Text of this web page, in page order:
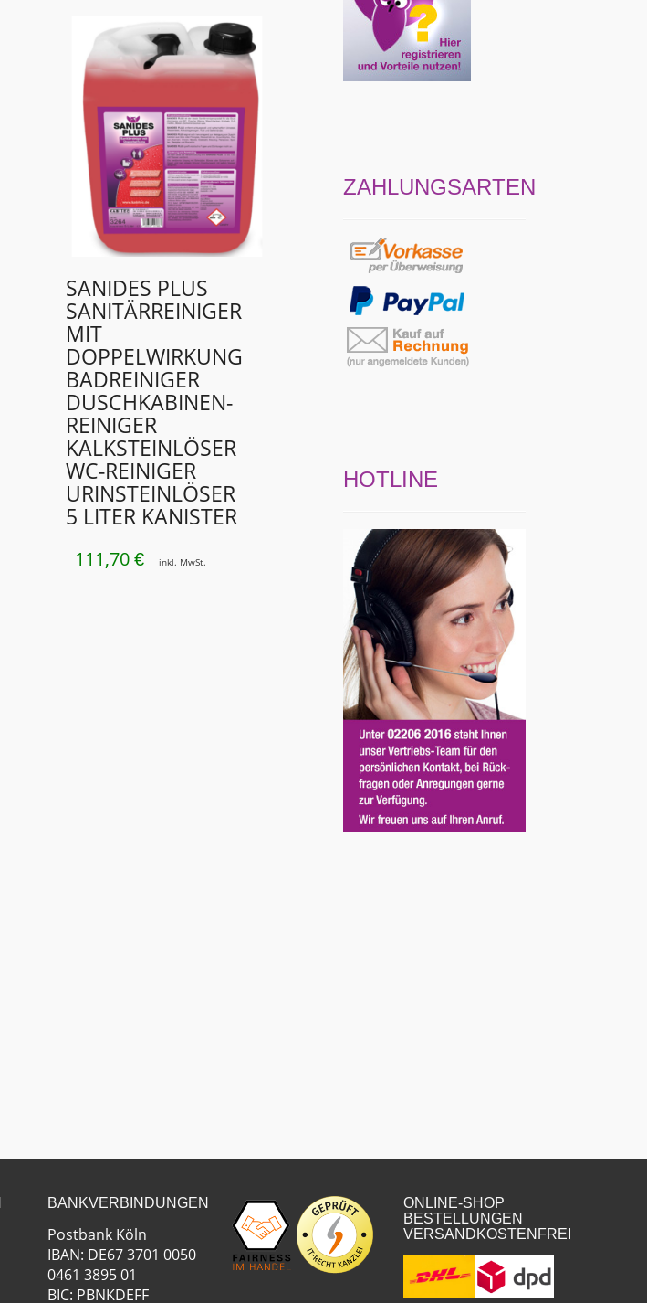
SANIDES PLUS
SANITÄRREINIGER
MIT
DOPPELWIRKUNG
BADREINIGER
DUSCHKABINEN­
REINIGER
KALKSTEINLÖSER
WC-REINIGER
URINSTEINLÖSER
5 LITER KANISTER
111,70 € inkl. MwSt.
ZAHLUNGSARTEN
HOTLINE
BANKVERBINDUNGEN
Postbank Köln
IBAN: DE67 3701 0050
0461 3895 01
BIC: PBNKDEFF
ONLINE-SHOP
BESTELLUNGEN
VERSANDKOSTENFREI